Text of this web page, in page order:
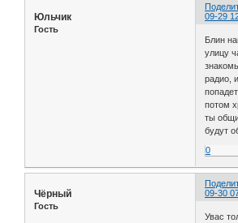
09-29
Юльчик
Гость
Блин
улицу
радио,
потом
ты
будут
0
09-30
Чёрный
Гость
Увас